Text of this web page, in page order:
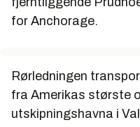
for Anchorage.
Rørledningen
fra Amerikas største
utskipningshavna i